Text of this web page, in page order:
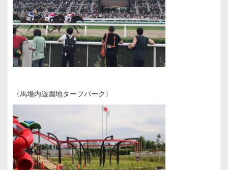
〈馬場内遊園地ターフパーク〉